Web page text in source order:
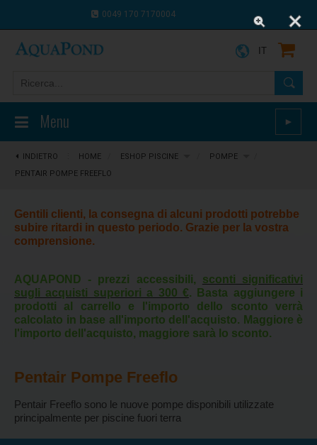
0049 170 7170004
Menu ►
IT
INDIETRO HOME ESHOP PISCINE POMPE
PENTAIR POMPE FREEFLO
Gentili clienti, la consegna di alcuni prodotti potrebbe
subire ritardi in questo periodo. Grazie per la vostra
comprensione.
AQUAPOND - prezzi accessibili, sconti significativi
sugli acquisti superiori a 300 €. Basta aggiungere i
prodotti al carrello e l'importo dello sconto verrà
calcolato in base all'importo dell'acquisto. Maggiore è
l'importo dell'acquisto, maggiore sarà lo sconto.
Pentair Pompe Freeflo
Pentair Freeflo sono le nuove pompe disponibili utilizzate
principalmente per piscine fuori terra